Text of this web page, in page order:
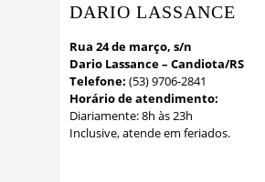
DARIO LASSANCE
Rua 24 de março, s/n
Dario Lassance – Candiota/RS
Telefone: (53) 9706-2841
Horário de atendimento:
Diariamente: 8h às 23h
Inclusive, atende em feriados.